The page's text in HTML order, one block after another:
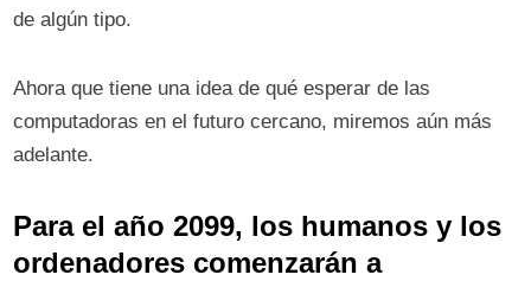
de algún tipo.
Ahora que tiene una idea de qué esperar de las
computadoras en el futuro cercano, miremos aún más
adelante.
Para el año 2099, los humanos y los
ordenadores comenzarán a